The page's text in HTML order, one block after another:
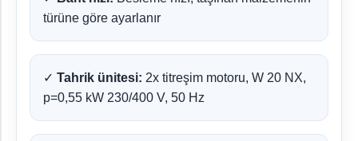
türüne göre ayarlanır
✓ Tahrik ünitesi: 2x titreşim motoru, W 20 NX,
p=0,55 kW 230/400 V, 50 Hz